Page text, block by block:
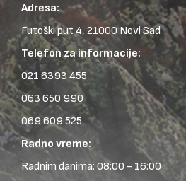
Adresa:
Futoški put 4, 21000 Novi Sad
Telefon za informacije:
021 6393 455
063 650 990
069 609 525
Radno vreme:
Radnim danima: 08:00 - 16:00